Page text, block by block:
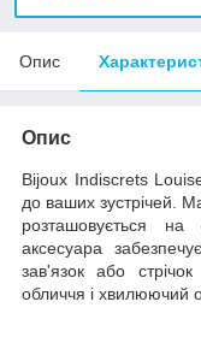
Опис
Опис
Bijoux Indiscrets Louise
до ваших зустрічей.
розташовується
аксесуара
зав'язок або
обличчя і хвилюючий